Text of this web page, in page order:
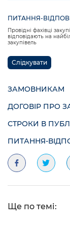
ПИТАННЯ-
Провідні фахівці
відповідають на
закупівель
Слідкувати
ЗАМОВНИКАМ
ДОГОВІР ПРО
СТРОКИ В
ПИТАННЯ-
Ще по темі: